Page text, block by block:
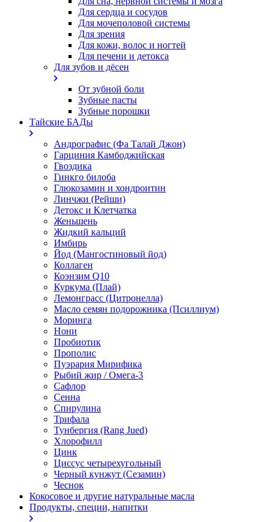
Для сердца и сосудов
Для мочеполовой системы
Для зрения
Для кожи, волос и ногтей
Для печени и детокса
Для зубов и дёсен
От зубной боли
Зубные пасты
Зубные порошки
Тайские БАДы
Андрографис (Фа Талай Джон)
Гарциния Камбоджийская
Гвоздика
Гинкго билоба
Глюкозамин и хондроитин
Линчжи (Рейши)
Детокс и Клетчатка
Женьшень
Жидкий кальций
Имбирь
Йод (Мангостиновый йод)
Коллаген
Коэнзим Q10
Куркума (Плай)
Лемонграсс (Цитронелла)
Масло семян подорожника (Псиллиум)
Моринга
Нони
Пробиотик
Прополис
Пуэрария Мирифика
Рыбий жир / Омега-3
Сафлор
Сенна
Спирулина
Трифала
Тунбергия (Rang Jued)
Хлорофилл
Цинк
Циссус четырехугольный
Черный кунжут (Сезамин)
Чеснок
Кокосовое и другие натуральные масла
Продукты, специи, напитки